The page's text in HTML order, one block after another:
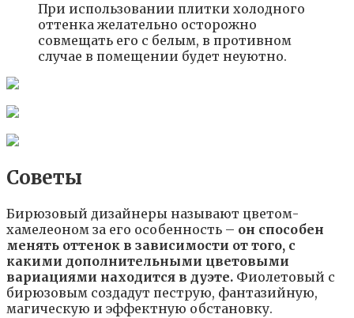
При использовании плитки холодного
оттенка желательно осторожно
совмещать его с белым, в противном
случае в помещении будет неуютно.
Советы
Бирюзовый дизайнеры называют цветом-
хамелеоном за его особенность – он способен
менять оттенок в зависимости от того, с
какими дополнительными цветовыми
вариациями находится в дуэте. Фиолетовый с
бирюзовым создадут пеструю, фантазийную,
магическую и эффектную обстановку.